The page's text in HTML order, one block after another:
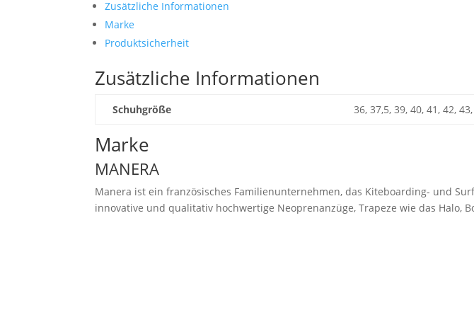
Zusätzliche Informationen
Marke
Produktsicherheit
Zusätzliche Informationen
Schuhgröße 36, 37,5, 39, 40, 41, 42,
Marke
MANERA
Manera ist ein französisches Familienunternehmen, das Kiteboarding- und
innovative und qualitativ hochwertige Neoprenanzüge, Trapeze wie das Halo,